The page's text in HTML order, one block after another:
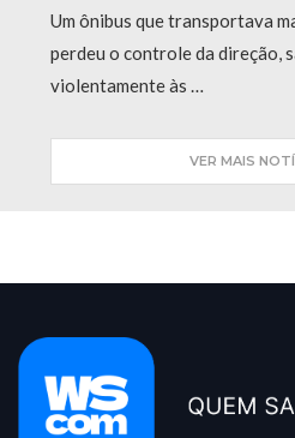
Um ônibus que transportava
perdeu o controle da direção,
violentamente às …
VER MAIS